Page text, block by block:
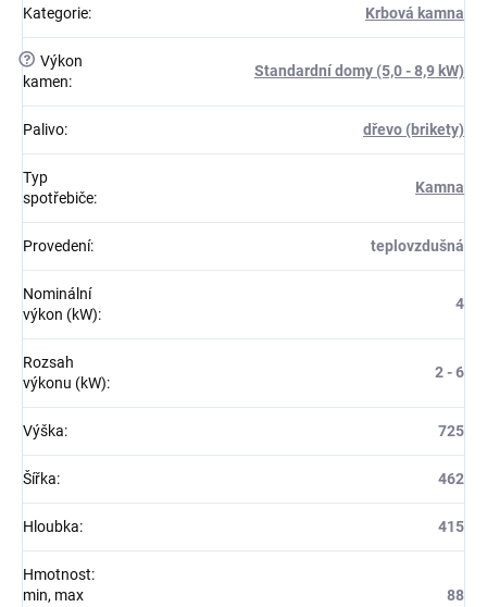
Kategorie: Krbová kamna
? Výkon
kamen:
Standardní domy (5,0 - 8,9 kW)
Palivo: dřevo (brikety)
Typ
spotřebiče:
Kamna
Provedení: teplovzdušná
Nominální
výkon (kW):
4
Rozsah
výkonu (kW):
2 - 6
Výška: 725
Šířka: 462
Hloubka: 415
Hmotnost:
min, max
88